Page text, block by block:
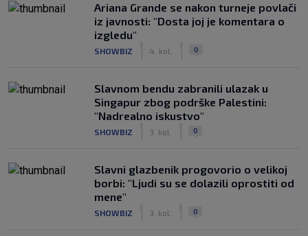
Ariana Grande se nakon turneje povlači
iz javnosti: "Dosta joj je komentara o
izgledu"
SHOWBIZ 4. kol. 0
Slavnom bendu zabranili ulazak u
Singapur zbog podrške Palestini:
"Nadrealno iskustvo"
SHOWBIZ 3. kol. 0
Slavni glazbenik progovorio o velikoj
borbi: "Ljudi su se dolazili oprostiti od
mene"
SHOWBIZ 3. kol. 0